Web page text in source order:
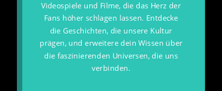
Videospiele und Filme, die das Herz der
Fans höher schlagen lassen. Entdecke
die Geschichten, die unsere Kultur
prägen, und erweitere dein Wissen über
die faszinierenden Universen, die uns
verbinden.